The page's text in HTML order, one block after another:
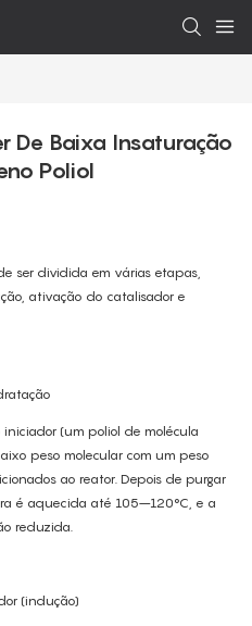
De Baixa Insaturação
Poliol
ser dividida em várias etapas,
ativação do catalisador e
(um poliol de molécula
peso molecular com um peso
ao reator. Depois de purgar
é aquecida até 105–120°C, e a
reduzida.
(indução)